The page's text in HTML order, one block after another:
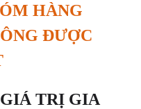
HÀNG
ĐƯỢC
TRỊ GIA